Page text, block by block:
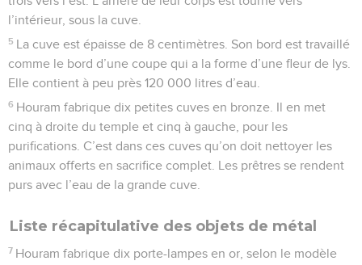
l’intérieur, sous la cuve.
5 La cuve est épaisse de 8 centimètres. Son bord est travaillé
comme le bord d’une coupe qui a la forme d’une fleur de lys.
Elle contient à peu près 120 000 litres d’eau.
6 Houram fabrique dix petites cuves en bronze. Il en met
cinq à droite du temple et cinq à gauche, pour les
purifications. C’est dans ces cuves qu’on doit nettoyer les
animaux offerts en sacrifice complet. Les prêtres se rendent
purs avec l’eau de la grande cuve.
Liste récapitulative des objets de métal
7 Houram fabrique dix porte-lampes en or, selon le modèle